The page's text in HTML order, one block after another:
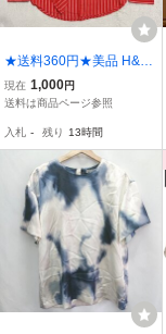
★送料360円★美品 H&M
エイチアンドエム 綿10
0% コットン 薄手 長袖シ
ド サイズ36 レディース R
現在 1,000円
送料は商品ページ参照
入札 - 残り 13時間